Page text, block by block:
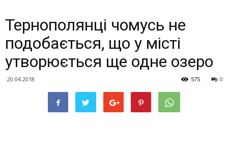
Тернополянці чомусь не
подобається, що у місті
утворюється ще одне озеро
20.04.2018 0
575